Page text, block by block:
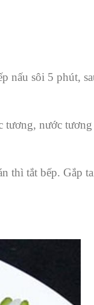
nấu sôi 5 phút,
tương, nước
thì tắt bếp. Gắp